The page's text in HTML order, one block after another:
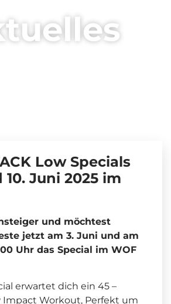
Low Specials
10. Juni 2025 im
und möchtest
jetzt am 3. Juni und am
Uhr das Special im WOF
erwartet dich ein 45 –
Workout, Perfekt um